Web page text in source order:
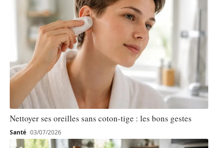
Nettoyer ses oreilles sans coton-tige : les bons gestes
Santé 03/07/2026